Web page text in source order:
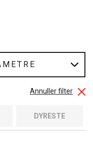
Annuller filter
DYRESTE